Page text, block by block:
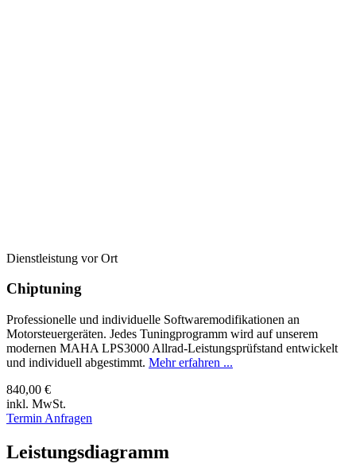
Dienstleistung vor Ort
Chiptuning
Professionelle und individuelle Softwaremodifikationen an
Motorsteuergeräten. Jedes Tuningprogramm wird auf unserem
modernen MAHA LPS3000 Allrad-Leistungsprüfstand entwickelt
und individuell abgestimmt. Mehr erfahren ...
840,00 €
inkl. MwSt.
Termin Anfragen
Leistungsdiagramm